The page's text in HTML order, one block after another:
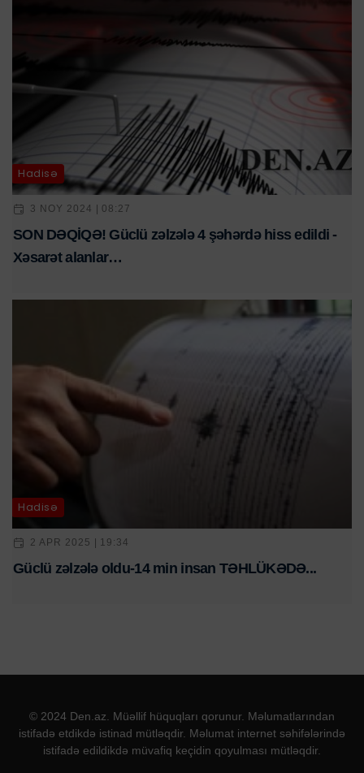
Hadisə
3 NOY 2024 | 08:27
SON DƏQİQƏ! Güclü zəlzələ 4 şəhərdə hiss edildi -
Xəsarət alanlar…
Hadisə
2 APR 2025 | 19:34
Güclü zəlzələ oldu-14 min insan TƏHLÜKƏDƏ...
© 2024 Den.az. Müəllif hüquqları qorunur. Məlumatlarından
istifadə etdikdə istinad mütləqdir. Məlumat internet səhifələrində
istifadə edildikdə müvafiq keçidin qoyulması mütləqdir.